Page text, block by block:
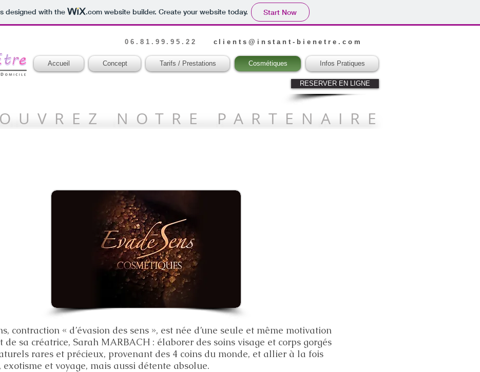
designed with the .comwebsite builder. Create your website today. Start Now
06.81.99.95.22 clients@instant-bienetre.com
Accueil Concept Tarifs / Prestations Cosmétiques Infos Pratiques
NOTRE PARTENAIRE
contraction « d’évasion des sens », est née d’une seule et même motivation
de sa créatrice, Sarah MARBACH : élaborer des soins visage et corps gorgés
rares et précieux, provenant des 4 coins du monde, et allier à la fois
exotisme et voyage, mais aussi détente absolue.
RESERVER EN LIGNE